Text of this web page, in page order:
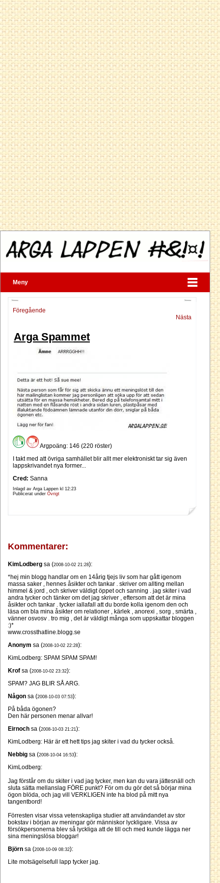
Meny
Föregående
Nästa
Arga Spammet
Argpoäng: 146 (220 röster)
I takt med att övriga samhället blir allt mer elektroniskt tar sig även
lappskrivandet nya former...
Cred: Sanna
Inlagd av Arga Lappen kl 12:23
Publicerat under Övrigt
Kommentarer:
KimLodberg sa (2008-10-02 21:28):
*hej min blogg handlar om en 14årig tjejs liv som har gått igenom
massa saker , hennes åsikter och tankar . skriver om allting mellan
himmel & jord , och skriver väldigt öppet och sanning . jag skiter i vad
andra tycker och tänker om det jag skriver , eftersom att det är mina
åsikter och tankar . tycker iallafall att du borde kolla igenom den och
läsa om bla mina åsikter om relationer , kärlek , anorexi , sorg , smärta ,
vänner osvosv . tro mig , det är väldigt många som uppskattar bloggen
:)*
www.crossthatline.blogg.se
Anonym sa (2008-10-02 22:28):
KimLodberg: SPAM SPAM SPAM!
Krof sa (2008-10-02 23:32):
SPAM? JAG BLIR SÅ ARG.
Någon sa (2008-10-03 07:53):
På båda ögonen?
Den här personen menar allvar!
Eirnoch sa (2008-10-03 21:21):
KimLodberg: Här är ett hett tips jag skiter i vad du tycker också.
Nebbig sa (2008-10-04 16:53):
KimLodberg:
Jag förstår om du skiter i vad jag tycker, men kan du vara jättesnäll och
sluta sätta mellanslag FÖRE punkt? För om du gör det så börjar mina
ögon blöda, och jag vill VERKLIGEN inte ha blod på mitt nya
tangentbord!
Förresten visar vissa vetenskapliga studier att användandet av stor
bokstav i början av meningar gör människor lyckligare. Vissa av
försökpersonerna blev så lyckliga att de till och med kunde lägga ner
sina meningslösa bloggar!
Björn sa (2008-10-09 08:32):
Lite motsägelsefull lapp tycker jag.